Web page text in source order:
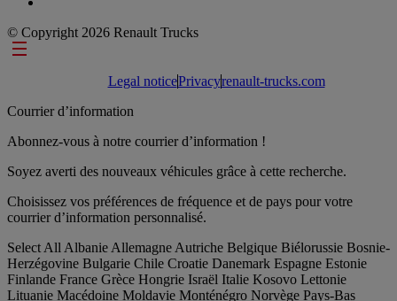
© Copyright 2026 Renault Trucks
Footer links
Legal noticePrivacyrenault-trucks.com
Courrier d’information
Abonnez-vous à notre courrier d’information !
Soyez averti des nouveaux véhicules grâce à cette recherche.
Choisissez vos préférences de fréquence et de pays pour votre
courrier d’information personnalisé.
Select All Albanie Allemagne Autriche Belgique Biélorussie Bosnie-
Herzégovine Bulgarie Chile Croatie Danemark Espagne Estonie
Finlande France Grèce Hongrie Israël Italie Kosovo Lettonie
Lituanie Macédoine Moldavie Monténégro Norvège Pays-Bas